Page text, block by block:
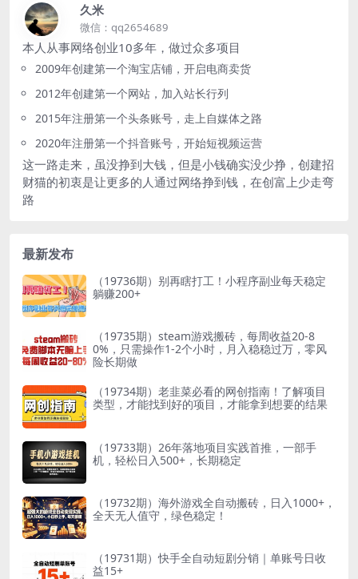
久米
微信：qq2654689
本人从事网络创业10多年，做过众多项目
2009年创建第一个淘宝店铺，开启电商卖货
2012年创建第一个网站，加入站长行列
2015年注册第一个头条账号，走上自媒体之路
2020年注册第一个抖音账号，开始短视频运营
这一路走来，虽没挣到大钱，但是小钱确实没少挣，创建招
财猫的初衷是让更多的人通过网络挣到钱，在创富上少走弯
路
最新发布
（19736期）别再瞎打工！小程序副业每天稳定
躺赚200+
（19735期）steam游戏搬砖，每周收益20-8
0%，只需操作1-2个小时，月入稳稳过万，零风
险长期做
（19734期）老韭菜必看的网创指南！了解项目
类型，才能找到好的项目，才能拿到想要的结果
（19733期）26年落地项目实践首推，一部手
机，轻松日入500+，长期稳定
（19732期）海外游戏全自动搬砖，日入1000+，
全天无人值守，绿色稳定！
（19731期）快手全自动短剧分销｜单账号日收
益15+